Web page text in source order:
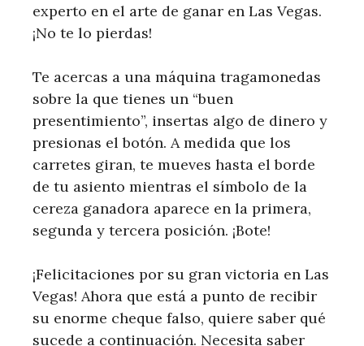
experto en el arte de ganar en Las Vegas.
¡No te lo pierdas!
Te acercas a una máquina tragamonedas
sobre la que tienes un “buen
presentimiento”, insertas algo de dinero y
presionas el botón. A medida que los
carretes giran, te mueves hasta el borde
de tu asiento mientras el símbolo de la
cereza ganadora aparece en la primera,
segunda y tercera posición. ¡Bote!
¡Felicitaciones por su gran victoria en Las
Vegas! Ahora que está a punto de recibir
su enorme cheque falso, quiere saber qué
sucede a continuación. Necesita saber